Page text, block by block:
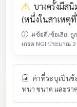
บางครั้งมีส
(หนึ่งในสาเหตุ
#ข้อดี/ข้อเสีย: ถู
เกรด NGI ประมาณ
ค่าที่ระบุเป็นข้
หนา ขนาด และรา